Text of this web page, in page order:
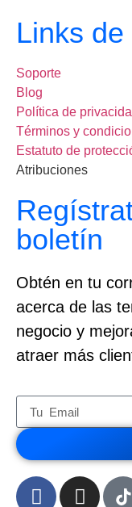
Links
Soporte
Blog
Política de
Términos y
Estatuto de
Atribuciones
boletín
Obtén en tu
acerca de las
negocio y
atraer más